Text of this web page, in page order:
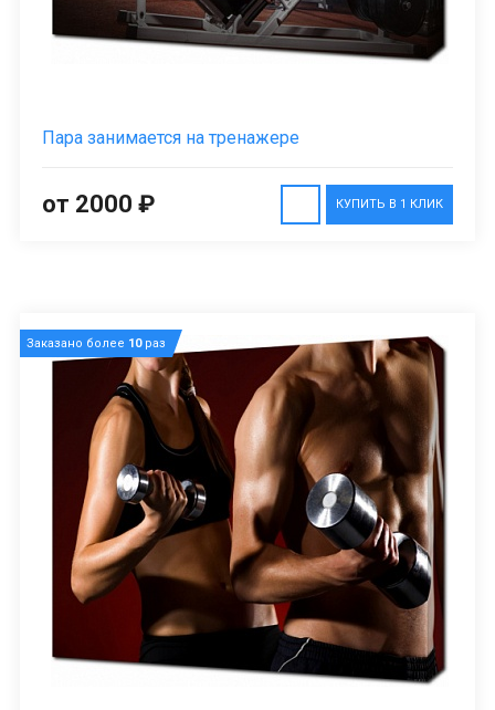
Пара занимается на тренажере
КУПИТЬ В 1 КЛИК
от 2000 ₽
Заказано более 10раз